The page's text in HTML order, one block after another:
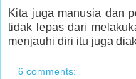
Kita juga manusia dan
tidak lepas dari
menjauhi diri itu juga
6 comments: